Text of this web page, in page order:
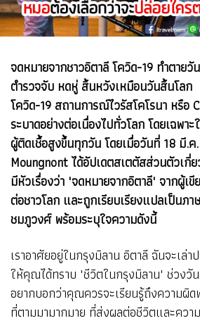
จดหมายจากชาวอิตาลี โควิด-19 ทำตาย
ตำรวจจับ หดหู่ สิ้นหวังเหมือนวันสิ้นโลก
โควิด-19 สถานการณ์ไวรัสโคโรนา หรือ
ระบาดอย่างต่อเนื่องไปทั่วโลก โดยเฉพา
ผู้ติดเชื้อสูงขึ้นทุกวัน โดยเมื่อวันที่ 18 มี.
Moungnont ได้อัปเดตสเตตัสส่วนตัวเกี่
มีหัวเรื่องว่า "จดหมายจากอิตาลี" จากผู้เ
ต่อชาวโลก และถูกเรียบเรียงแปลเป็นภา
ชมภูวงศ์ พร้อมระบุใจความดังนี้
เราอาศัยอยู่ในกรุงมิลาน อิตาลี ฉันจะเล่
ให้คุณได้ทราบ "ชีวิตในกรุงมิลาน" ช่วงวั
อยากบอกว่าคุณควรจะเรียนรู้ถึงความผิ
ที่ตามมามากมาย ที่ส่งผลต่อชีวิตและควา